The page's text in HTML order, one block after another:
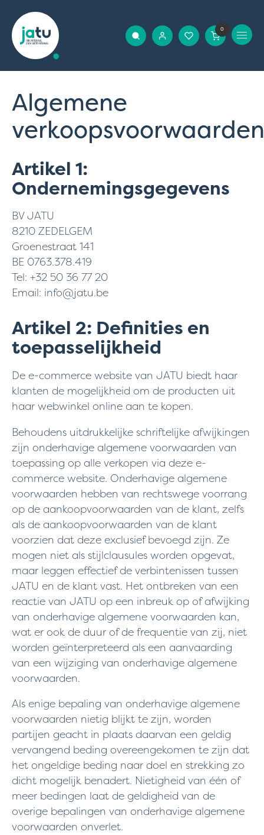
0
Algemene
verkoopsvoorwaarden
Artikel 1:
Ondernemingsgegevens
BV JATU
8210 ZEDELGEM
Groenestraat 141
BE 0763.378.419
Tel: +32 50 36 77 20
Email: info@jatu.be
Artikel 2: Definities en
toepasselijkheid
De e-commerce website van JATU biedt haar
klanten de mogelijkheid om de producten uit
haar webwinkel online aan te kopen.
Behoudens uitdrukkelijke schriftelijke afwijkingen
zijn onderhavige algemene voorwaarden van
toepassing op alle verkopen via deze e-
commerce website. Onderhavige algemene
voorwaarden hebben van rechtswege voorrang
op de aankoopvoorwaarden van de klant, zelfs
als de aankoopvoorwaarden van de klant
voorzien dat deze exclusief bevoegd zijn. Ze
mogen niet als stijlclausules worden opgevat,
maar leggen effectief de verbintenissen tussen
JATU en de klant vast. Het ontbreken van een
reactie van JATU op een inbreuk op of afwijking
van onderhavige algemene voorwaarden kan,
wat er ook de duur of de frequentie van zij, niet
worden geïnterpreteerd als een aanvaarding
van een wijziging van onderhavige algemene
voorwaarden.
Als enige bepaling van onderhavige algemene
voorwaarden nietig blijkt te zijn, worden
partijen geacht in plaats daarvan een geldig
vervangend beding overeengekomen te zijn dat
het ongeldige beding naar doel en strekking zo
dicht mogelijk benadert. Nietigheid van één of
meer bedingen laat de geldigheid van de
overige bepalingen van onderhavige algemene
voorwaarden onverlet.